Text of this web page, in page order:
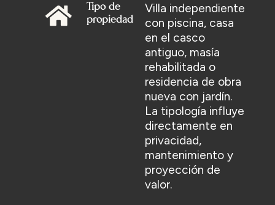
Tipo de
propiedad
Villa independiente
con piscina, casa
en el casco
antiguo, masía
rehabilitada o
residencia de obra
nueva con jardín.
La tipología influye
directamente en
privacidad,
mantenimiento y
proyección de
valor.